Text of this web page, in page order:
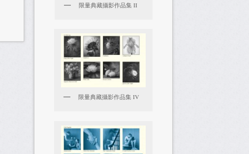
限量典藏攝影作品集 II
限量典藏攝影作品集 IV